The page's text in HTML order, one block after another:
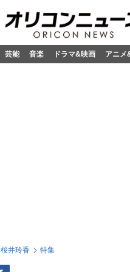
芸能 音楽 ドラマ&映画 アニメ
桜井玲香 特集